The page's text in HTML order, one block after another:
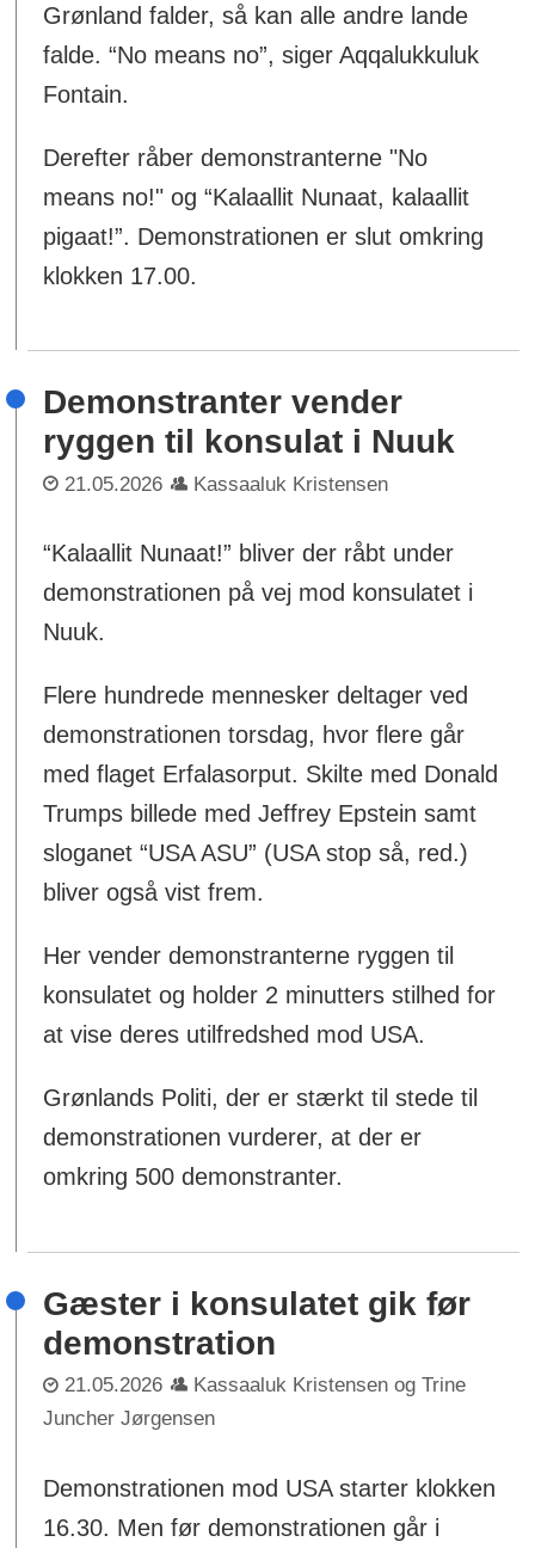
Grønland falder, så kan alle andre lande
falde. “No means no”, siger Aqqalukkuluk
Fontain.
Derefter råber demonstranterne "No
means no!" og “Kalaallit Nunaat, kalaallit
pigaat!”. Demonstrationen er slut omkring
klokken 17.00.
Demonstranter vender
ryggen til konsulat i Nuuk
21.05.2026 Kassaaluk Kristensen
“Kalaallit Nunaat!” bliver der råbt under
demonstrationen på vej mod konsulatet i
Nuuk.
Flere hundrede mennesker deltager ved
demonstrationen torsdag, hvor flere går
med flaget Erfalasorput. Skilte med Donald
Trumps billede med Jeffrey Epstein samt
sloganet “USA ASU” (USA stop så, red.)
bliver også vist frem.
Her vender demonstranterne ryggen til
konsulatet og holder 2 minutters stilhed for
at vise deres utilfredshed mod USA.
Grønlands Politi, der er stærkt til stede til
demonstrationen vurderer, at der er
omkring 500 demonstranter.
Gæster i konsulatet gik før
demonstration
21.05.2026
Kassaaluk Kristensen og Trine
Juncher Jørgensen
Demonstrationen mod USA starter klokken
16.30. Men før demonstrationen går i